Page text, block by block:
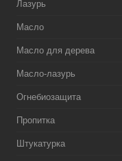
Лазурь
Масло
Масло для дерева
Масло-лазурь
Огнебиозащита
Пропитка
Штукатурка